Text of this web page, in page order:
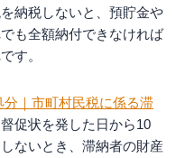
納税しないと、預貯金や
も全額納付できなければ
す。
分｜市町村民税に係る滞
促状を発した日から10
ないとき、滞納者の財産